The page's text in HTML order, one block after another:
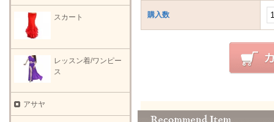
購入数
スカート
レッスン着/ワンピー
ス
アサヤ